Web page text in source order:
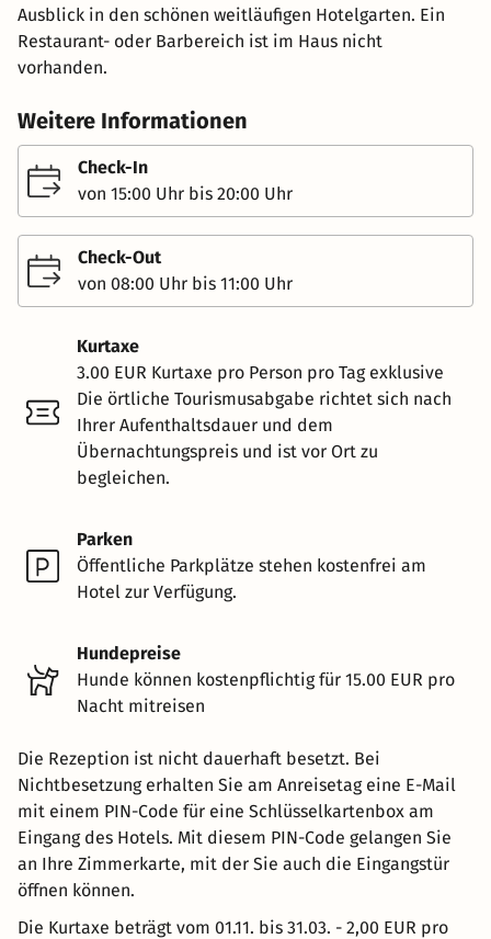
Ausblick in den schönen weitläufigen Hotelgarten. Ein
Restaurant- oder Barbereich ist im Haus nicht
vorhanden.
Weitere Informationen
Check-In
von 15:00 Uhr bis 20:00 Uhr
Check-Out
von 08:00 Uhr bis 11:00 Uhr
Kurtaxe
3.00 EUR Kurtaxe pro Person pro Tag exklusive
Die örtliche Tourismusabgabe richtet sich nach
Ihrer Aufenthaltsdauer und dem
Übernachtungspreis und ist vor Ort zu
begleichen.
Parken
Öffentliche Parkplätze stehen kostenfrei am
Hotel zur Verfügung.
Hundepreise
Hunde können kostenpflichtig für 15.00 EUR pro
Nacht mitreisen
Die Rezeption ist nicht dauerhaft besetzt. Bei
Nichtbesetzung erhalten Sie am Anreisetag eine E-Mail
mit einem PIN-Code für eine Schlüsselkartenbox am
Eingang des Hotels. Mit diesem PIN-Code gelangen Sie
an Ihre Zimmerkarte, mit der Sie auch die Eingangstür
öffnen können.
Die Kurtaxe beträgt vom 01.11. bis 31.03. - 2,00 EUR pro